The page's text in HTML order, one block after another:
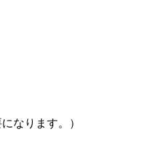
なります。）